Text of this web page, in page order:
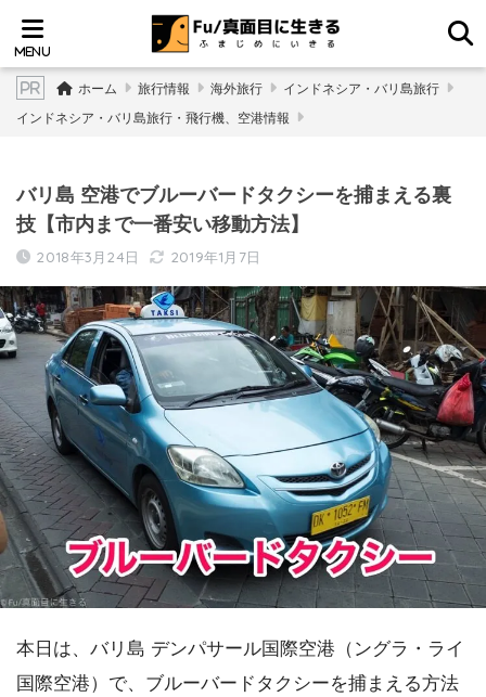
ホーム 旅行情報 海外旅行 インドネシア・バリ島旅行
インドネシア・バリ島旅行・飛行機、空港情報
バリ島 空港でブルーバードタクシーを捕まえる裏
技【市内まで一番安い移動方法】
2018年3月24日 2019年1月7日
本日は、バリ島 デンパサール国際空港（ングラ・ライ
国際空港）で、ブルーバードタクシーを捕まえる方法